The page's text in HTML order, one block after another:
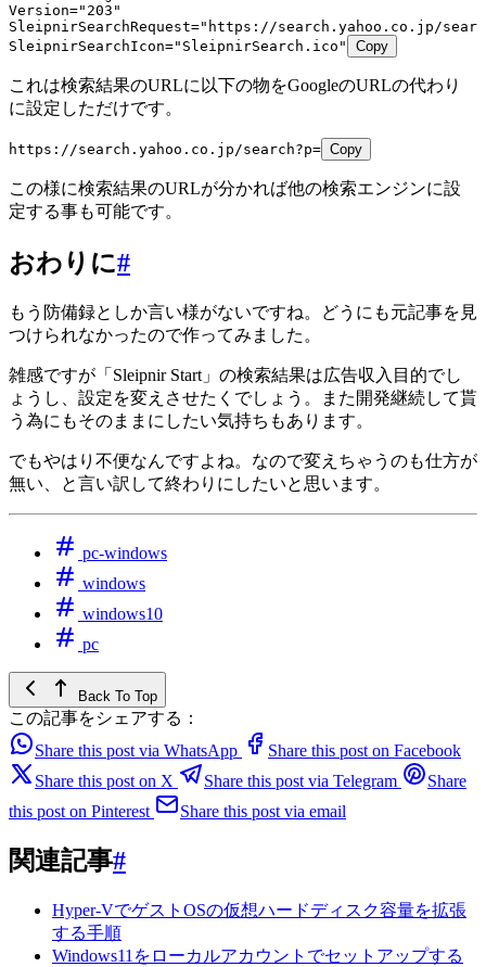
Version="203"
SleipnirSearchRequest="https://search.yahoo.co.jp/
SleipnirSearchIcon="SleipnirSearch.ico"
Copy
これは検索結果のURLに以下の物をGoogleのURLの代わり
に設定しただけです。
https://search.yahoo.co.jp/search?p= Copy
この様に検索結果のURLが分かれば他の検索エンジンに設
定する事も可能です。
おわりに#
もう防備録としか言い様がないですね。どうにも元記事を見
つけられなかったので作ってみました。
雑感ですが「Sleipnir Start」の検索結果は広告収入目的でし
ょうし、設定を変えさせたくでしょう。また開発継続して貰
う為にもそのままにしたい気持ちもあります。
でもやはり不便なんですよね。なので変えちゃうのも仕方が
無い、と言い訳して終わりにしたいと思います。
pc-windows
windows
windows10
pc
Back To Top
この記事をシェアする：
Share this post via WhatsApp
Share this post on Facebook
Share this post on X
Share this post via Telegram
Share
this post on Pinterest
Share this post via email
関連記事#
Hyper-VでゲストOSの仮想ハードディスク容量を拡張
する手順
Windows11をローカルアカウントでセットアップする